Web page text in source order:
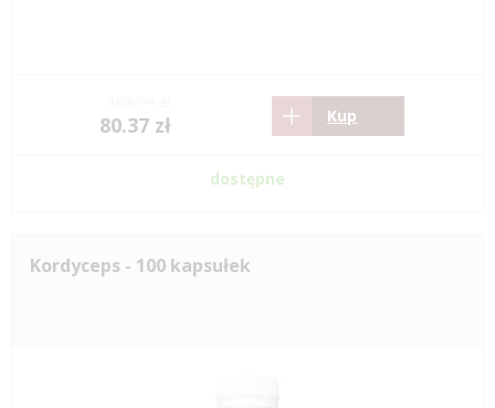
80.37 zł Kup
dostępne
Kordyceps - 100 kapsułek